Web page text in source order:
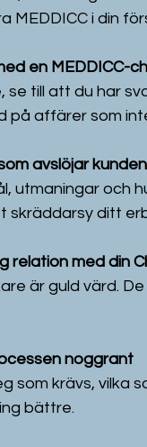
MEDDICC i din
en MEDDICC-
se till att du har
på affärer som
avslöjar
utmaningar och
skräddarsy ditt
relation med din
är guld värd.
noggrant
som krävs, vilka
bättre.